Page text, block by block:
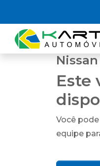
Nissan
Este
Você
equipe